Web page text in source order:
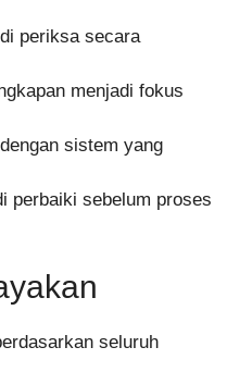
periksa secara
menjadi fokus
sistem yang
perbaiki sebelum proses
seluruh